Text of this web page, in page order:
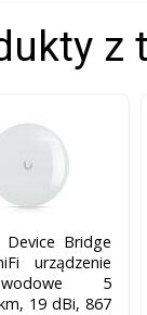
z
Device Bridge
urządzenie
5
19 dBi, 867